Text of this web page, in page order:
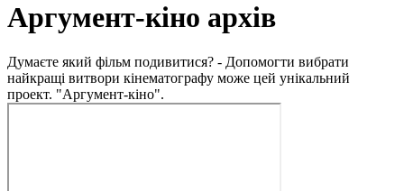
Аргумент-кіно архів
Думаєте який фільм подивитися? - Допомогти вибрати
найкращі витвори кінематографу може цей унікальний
проект. "Аргумент-кіно".